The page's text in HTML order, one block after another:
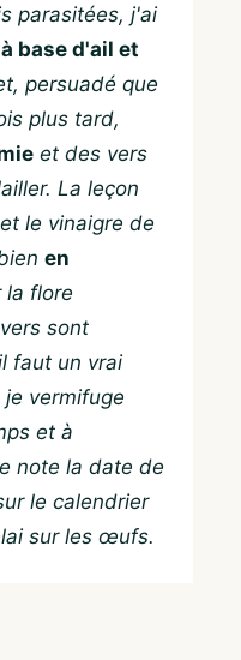
parasitées, j'ai
base d'ail et
persuadé que
plus tard,
et des vers
La leçon
le vinaigre de
en
la flore
sont
faut un vrai
vermifuge
et à
note la date de
le calendrier
sur les œufs.